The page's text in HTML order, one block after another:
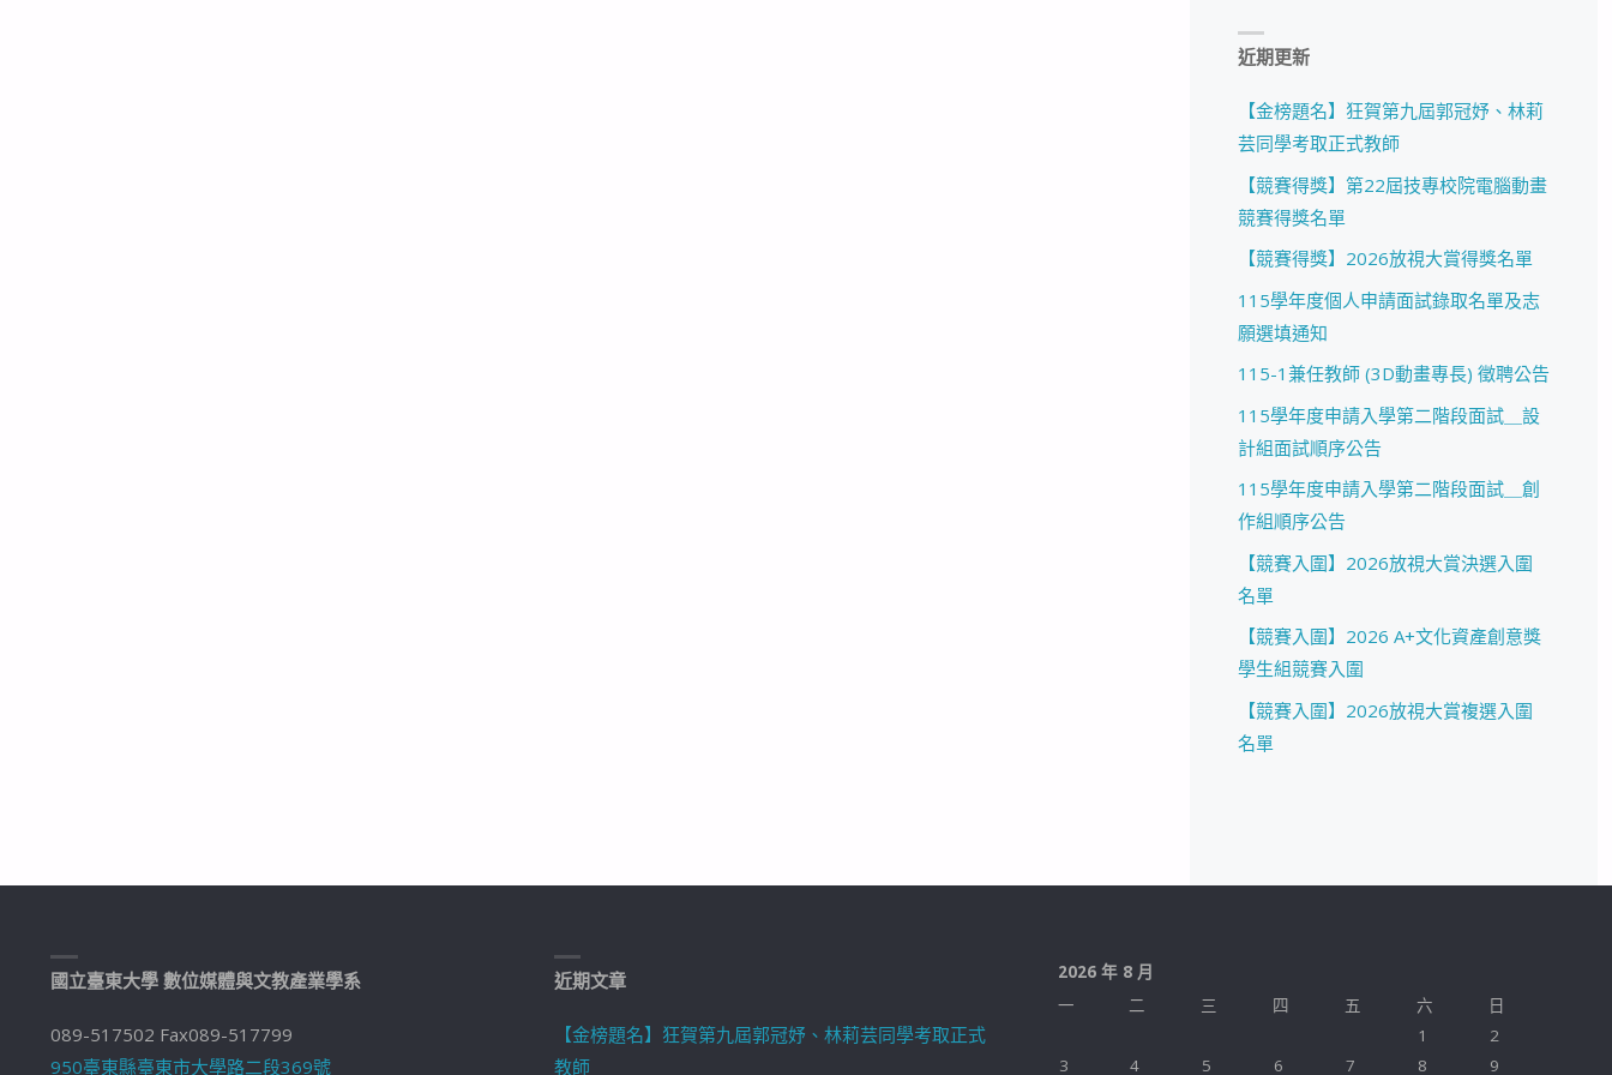
近期更新
【金榜題名】狂賀第九屆郭冠妤、林莉
芸同學考取正式教師
【競賽得獎】第22屆技專校院電腦動畫
競賽得獎名單
【競賽得獎】2026放視大賞得獎名單
115學年度個人申請面試錄取名單及志
願選填通知
115-1兼任教師 (3D動畫專長) 徵聘公告
115學年度申請入學第二階段面試＿設
計組面試順序公告
115學年度申請入學第二階段面試＿創
作組順序公告
【競賽入圍】2026放視大賞決選入圍
名單
【競賽入圍】2026 A+文化資產創意獎
學生組競賽入圍
【競賽入圍】2026放視大賞複選入圍
名單
國立臺東大學 數位媒體與文教產業學系
089-517502 Fax089-517799
950臺東縣臺東市大學路二段369號
近期文章
【金榜題名】狂賀第九屆郭冠妤、林莉芸同學考取正式
教師
2026 年 8 月
一
二 三 四 五 六
日
1
2
3
4 5 6 7 8 9